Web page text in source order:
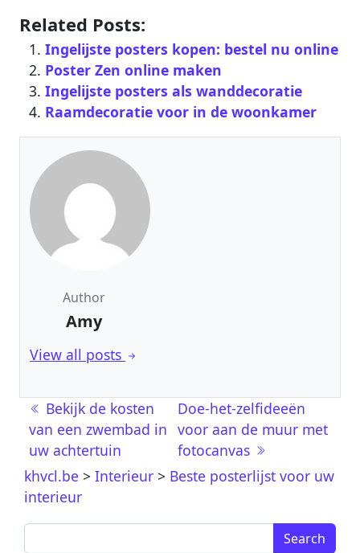
Related Posts:
Ingelijste posters kopen: bestel nu online
Poster Zen online maken
Ingelijste posters als wanddecoratie
Raamdecoratie voor in de woonkamer
Author
Amy
View all posts
Post navigation
Bekijk de kosten
van een zwembad in
uw achtertuin
Doe-het-zelfideeën
voor aan de muur met
fotocanvas
khvcl.be > Interieur > Beste posterlijst voor uw
interieur
Search for: